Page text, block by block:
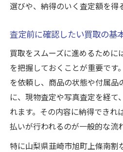
選びや、納得のいく査定額を得
査定前に確認したい買取の基
買取をスムーズに進めるために
を把握しておくことが重要です
を依頼し、商品の状態や付属品
に、現物査定や写真査定を経て
れます。その内容に納得できれ
払いが行われるのが一般的な流
特に山梨県韮崎市旭町上條南割